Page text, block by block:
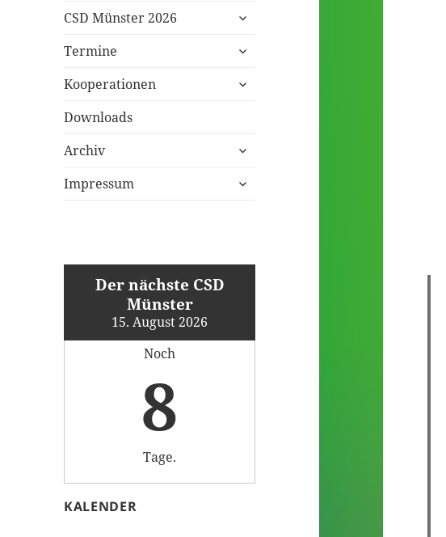
CSD Münster 2026
untermenü
Termine
untermenü
Kooperationen
untermenü
Downloads
Archiv
untermenü
Impressum
untermenü
Der nächste CSD
Münster
15. August 2026
Noch
8
Tage.
KALENDER